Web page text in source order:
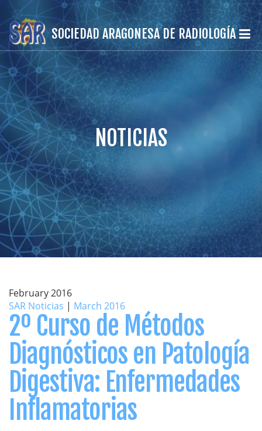
SOCIEDAD ARAGONESA DE RADIOLOGÍA
NOTICIAS
February 2016
SAR Noticias | March 2016
2º Curso de Métodos
Diagnósticos en Patología
Digestiva: Enfermedades
Inflamatorias